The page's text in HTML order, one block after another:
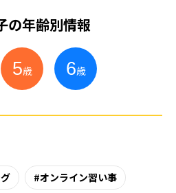
の年齢別情報
5歳 6歳
オンライン習い事